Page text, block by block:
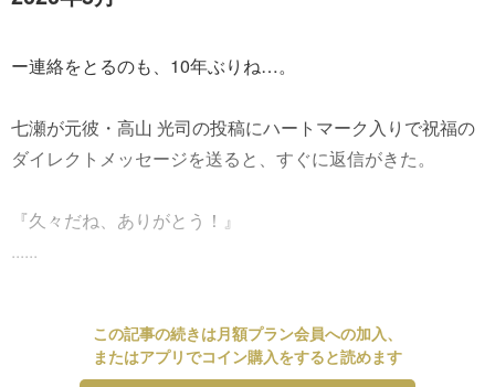
ー連絡をとるのも、10年ぶりね…。
七瀬が元彼・高山 光司の投稿にハートマーク入りで祝福の
ダイレクトメッセージを送ると、すぐに返信がきた。
『久々だね、ありがとう！』
......
この記事の続きは月額プラン会員への加入、
またはアプリでコイン購入をすると読めます